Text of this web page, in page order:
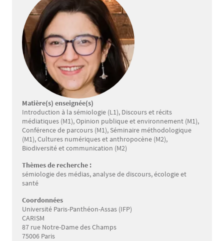
Matière(s) enseignée(s)
Introduction à la sémiologie (L1), Discours et récits
médiatiques (M1), Opinion publique et environnement (M1),
Conférence de parcours (M1), Séminaire méthodologique
(M1), Cultures numériques et anthropocène (M2),
Biodiversité et communication (M2)
Thèmes de recherche :
sémiologie des médias, analyse de discours, écologie et
santé
Coordonnées
Université Paris-Panthéon-Assas (IFP)
CARISM
87 rue Notre-Dame des Champs
75006 Paris